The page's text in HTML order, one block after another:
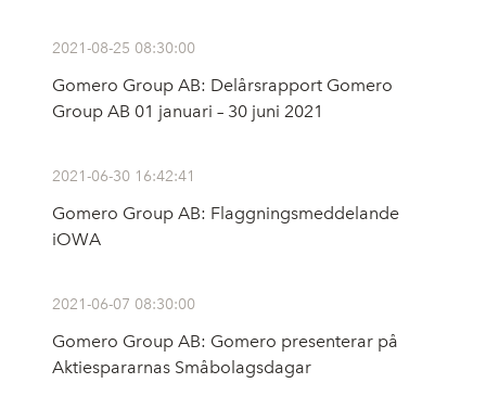
2021-08-25 08:30:00
Gomero Group AB: Delårsrapport Gomero
Group AB 01 januari – 30 juni 2021
2021-06-30 16:42:41
Gomero Group AB: Flaggningsmeddelande
iOWA
2021-06-07 08:30:00
Gomero Group AB: Gomero presenterar på
Aktiespararnas Småbolagsdagar